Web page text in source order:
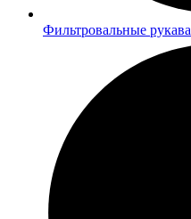
Фильтровальные рукава